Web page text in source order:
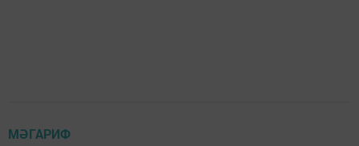
МӘГАРИФ